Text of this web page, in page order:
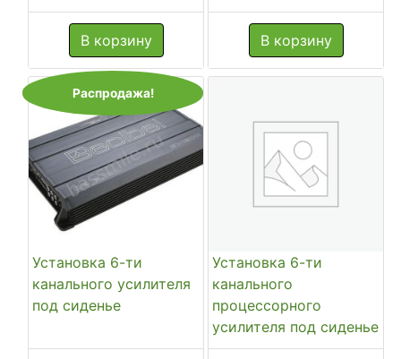
В корзину
цена
составляла
₽16,000.00.
В корзину
Распродажа!
Установка 6-ти
канального усилителя
под сиденье
Установка 6-ти
канального
процессорного
усилителя под сиденье